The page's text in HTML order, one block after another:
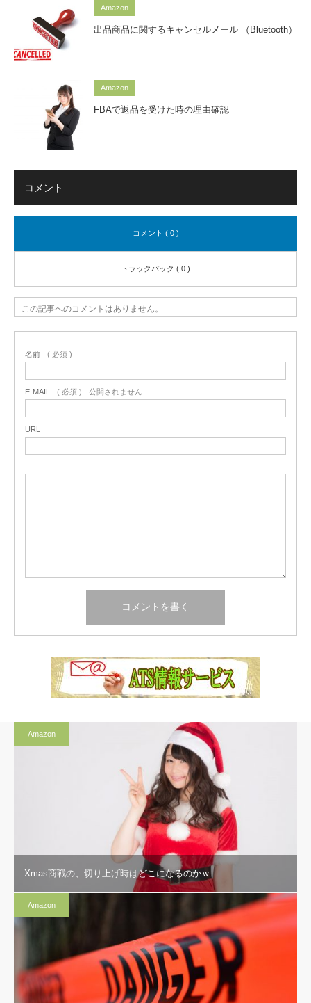
Amazon
出品商品に関するキャンセルメール （Bluetooth）
Amazon
FBAで返品を受けた時の理由確認
コメント
コメント ( 0 )
トラックバック ( 0 )
この記事へのコメントはありません。
名前 ( 必須 )
E-MAIL ( 必須 ) - 公開されません -
URL
Amazon
Xmas商戦の、切り上げ時はどこになるのかｗ
Amazon